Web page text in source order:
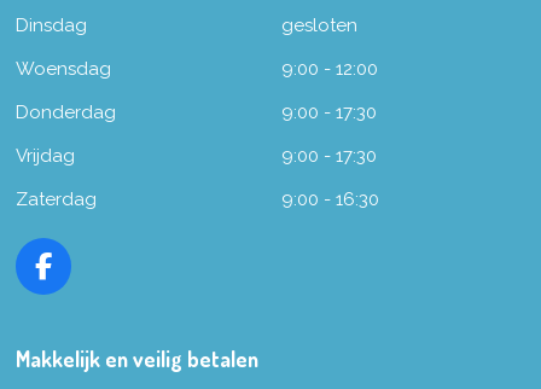
Dinsdag
gesloten
Woensdag
9:00 - 12:00
Donderdag
9:00 - 17:30
Vrijdag
9:00 - 17:30
Zaterdag
9:00 - 16:30
F
e
Makkelijk en veilig betalen